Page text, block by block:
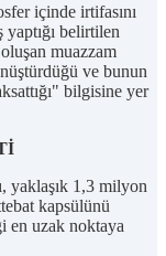
içinde irtifasını
belirtilen
muazzam
ve bunun
bilgisine yer
yaklaşık 1,3 milyon
kapsülünü
en uzak noktaya